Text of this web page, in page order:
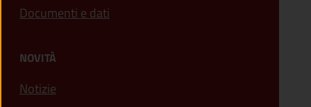
Documenti e dati
NOVITÀ
Notizie